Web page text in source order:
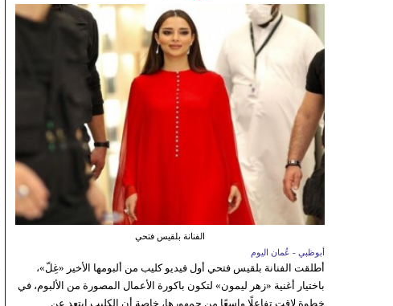
الفنانة بلقيس فتحي
أبوظبي - عُمان اليوم
أطلقت الفنانة بلقيس فتحي أول فيديو كليب من ألبومها الأخير «غِلّ»،
باختيار أغنية «زهر ليمون» لتكون باكورة الأعمال المصورة من الألبوم، في
خطوة لاقت تفاعلًا واسعًا من جمهورها، خاصة أن الكليب ابتعد عن